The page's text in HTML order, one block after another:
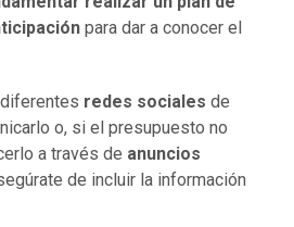
para dar a conocer el
redes sociales de
o, si el presupuesto no
a través de anuncios
de incluir la información